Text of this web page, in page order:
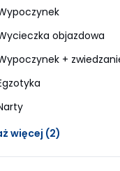
objazdowa
+
więcej (2)